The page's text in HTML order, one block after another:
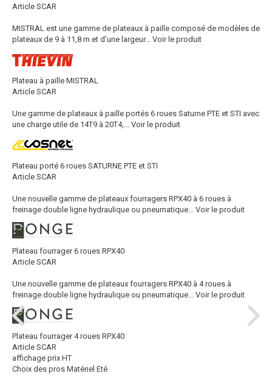
Article SCAR
MISTRAL est une gamme de plateaux à paille composé de modèles de
plateaux de 9 à 11,8 m et d’une largeur...
Voir le produit
Plateau à paille MISTRAL
Article SCAR
Une gamme de plateaux à paille portés 6 roues Saturne PTE et STI avec
une charge utile de 14T9 à 20T4,...
Voir le produit
Plateau porté 6 roues SATURNE PTE et STI
Article SCAR
Une nouvelle gamme de plateaux fourragers RPX40 à 6 roues à
freinage double ligne hydraulique ou pneumatique...
Voir le produit
Plateau fourrager 6 roues RPX40
Article SCAR
Une nouvelle gamme de plateaux fourragers RPX40 à 4 roues à
freinage double ligne hydraulique ou pneumatique...
Voir le produit
Plateau fourrager 4 roues RPX40
Article SCAR
affichage prix HT
Choix des pros Matériel Eté